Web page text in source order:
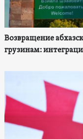
Возвращение
грузинам: